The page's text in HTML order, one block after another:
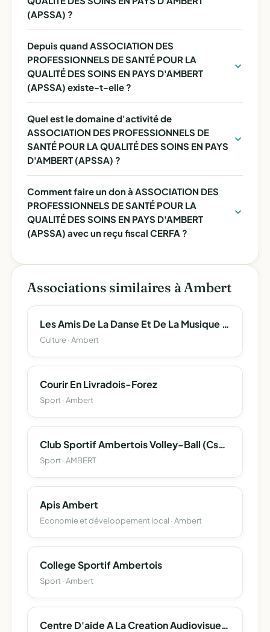
(APSSA) ?
Depuis quand ASSOCIATION DES
PROFESSIONNELS DE SANTÉ POUR LA
QUALITÉ DES SOINS EN PAYS D'AMBERT
(APSSA) existe-t-elle ?
Quel est le domaine d'activité de
ASSOCIATION DES PROFESSIONNELS DE
SANTÉ POUR LA QUALITÉ DES SOINS EN PAYS
D'AMBERT (APSSA) ?
Comment faire un don à ASSOCIATION DES
PROFESSIONNELS DE SANTÉ POUR LA
QUALITÉ DES SOINS EN PAYS D'AMBERT
(APSSA) avec un reçu fiscal CERFA ?
Associations similaires à Ambert
Les Amis De La Danse Et De La Musique D'ambert
Culture · Ambert
Courir En Livradois-Forez
Sport · Ambert
Club Sportif Ambertois Volley-Ball (Csa Volley-Ball)
Sport · AMBERT
Apis Ambert
Economie et développement local · Ambert
College Sportif Ambertois
Sport · Ambert
Centre D'aide A La Creation Audiovisuelle Et Cinematographique